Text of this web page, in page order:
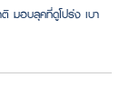
มอบลุคที่ดูโปร่ง เบา